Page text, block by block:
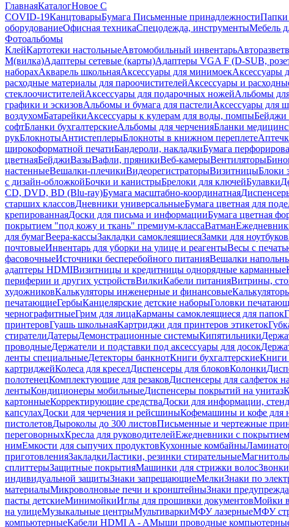
ГлавнаяКаталогНовое С
COVID-19КанцтоварыБумага Письменные принадлежностиПапки
оборудованиеОфисная техникаСпецодежда, инструментыМебель
Фотоальбомы
КлейКартотеки настольныеАвтомобильный инвентарь
M(вилка)Адаптеры сетевые (карты)Адаптеры VGA F (D-SUB,
наборахАкварель школьнаяАксессуары для минимоекАксессуары
расходные материалы для пароочистителейАксессуары и
стеклоочистителейАксессуары для подарочных ножейАльбомы
графики и эскизовАльбомы и бумага для пастелиАксессуары для
воздухомБатарейкиАксессуары к кулерам для воды, помпыБейджи
софтБланки бухгалтерскиеАльбомы для черченияБланки
рукБлокнотыАнтистеплерыБлокноты в книжном переплете
широкоформатной печатиБандероли, накладкиБумага
цветнаяБейджиВазыВафли, пряникиВеб-камерыВентиляторы
настенныеВешалки-плечикиВидеорегистраторыВизитницыБлоки
с дизайн-обложкойБочки и канистрыБрелоки для ключейБулавки
CD, DVD, BD (Blu-ray)Бумага масштабно-координатная
старших классовДневники универсальныеБумага цветная для
крепированнаяДоски для письма и информацииБумага цветная
покрытием "под кожу и ткань" премиум-классаВатман
для бумагВеера-кассыЗакладки самоклеящиесяЗамки для ноутбуков
почтовыеИнвентарь для уборки на улице и реагентыВесы с
фасовочныеИсточники бесперебойного питанияВешалки
адаптеры HDMIВизитницы и кредитницы однорядные карманные
периферии и других устройствВилкиКабели питанияВитрины,
художниковКалькуляторы инженерные и финансовые
печатающиеГербыКанцелярские детские наборыГоловки
чернографитныеГрим для лицаКарманы самоклеящиеся для папок
принтеровГуашь школьнаяКартриджи для принтеров этикеток
стирателиДатерыДемонстрационные системыКипятильники
проводныеДержатели и подставки под аксессуары для досок
ленты специальныеДетекторы банкнотКниги бухгалтерскиеКниги
картриджейКолеса для креселДиспенсеры для блоковКолонки
полотенецКомплектующие для резаковДиспенсеры для салфеток
лентыКондиционеры мобильныеДиспенсеры покрытий на унитаз
картонныеКорректирующие средстваДоски для информации,
капсулахДоски для черчения и рейсшиныКофемашины и кофе для
пистолетовДыроколы до 300 листовПисьменные и чертежные
переговорныхКресла для руководителейЕжедневники с
нимЕмкости для сыпучих продуктовКухонные комбайны
приготовленияЗакладкиЛастики, резинки стирательные
сплиттерыЗащитные покрытияМашинки для стрижки волос
индивидуальной защитыЗнаки запрещающиеМелкиЗнаки по
материалыМикроволновые печи и кронштейныЗнаки
пасты детскиеМинимойкиИглы для прошивки документовМойки
на улицеМузыкальные центрыМультиваркиМФУ лазерныеМФУ
компьютерныеКабели HDMI A - AМыши проводные